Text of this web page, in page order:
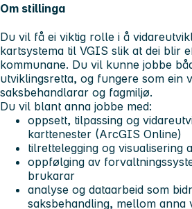
Om stillinga
Du vil få ei viktig rolle i å
kartsystema til VGIS slik at dei blir
kommunane. Du vil kunne jobbe
utviklingsretta, og fungere som ein
saksbehandlarar og fagmiljø.
Du vil blant anna jobbe med:
oppsett, tilpassing og
karttenester (ArcGIS Online)
tilrettelegging og visualisering
oppfølging av
brukarar
analyse og dataarbeid som
saksbehandling, mellom anna